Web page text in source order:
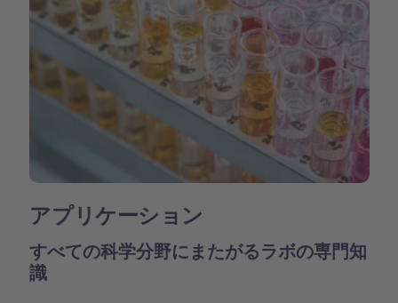
アプリケーション
すべての科学分野にまたがるラボの専門知
識